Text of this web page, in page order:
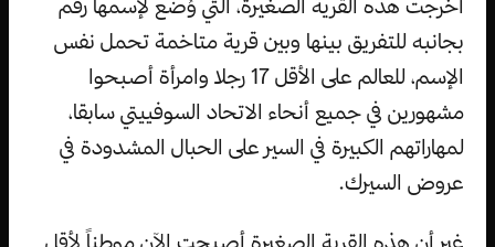
أخرجت هذه القرية الصغيرة، التي وُضع لإسمها رقم
بجانبه للتفريق بينها وبين قرية متاخمة تحمل نفس
الإسم، للعالم على الأقل 17 رجلا وامرأة أصبحوا
مشهورين في جميع أنحاء الاتحاد السوفييتي سابقا،
لمهاراتهم الكبيرة في السير على الحبال المشدودة في
عروض السيرك.
غير أن هذه القرية الصغيرة أصبحت الآن موطناً لأقل